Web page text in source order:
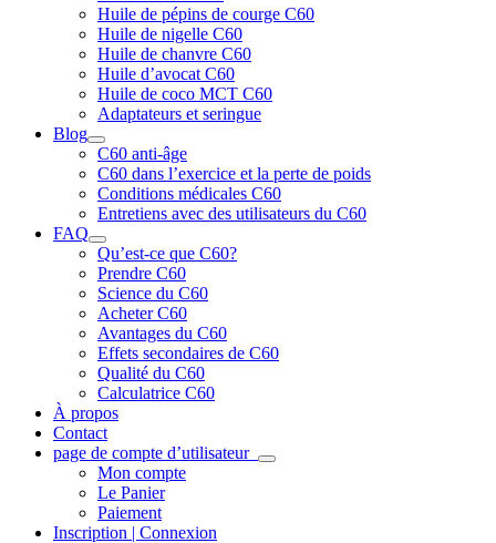
Huile de pépins de courge C60
Huile de nigelle C60
Huile de chanvre C60
Huile d’avocat C60
Huile de coco MCT C60
Adaptateurs et seringue
Blog
C60 anti-âge
C60 dans l’exercice et la perte de poids
Conditions médicales C60
Entretiens avec des utilisateurs du C60
FAQ
Qu’est-ce que C60?
Prendre C60
Science du C60
Acheter C60
Avantages du C60
Effets secondaires de C60
Qualité du C60
Calculatrice C60
À propos
Contact
page de compte d’utilisateur
Mon compte
Le Panier
Paiement
Inscription | Connexion